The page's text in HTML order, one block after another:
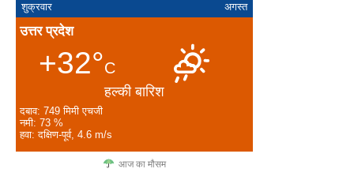
शुक्रवार अगस्त
उत्तर प्रदेश
+32°C
हल्की बारिश
दबाव: 749 मिमी एचजी
नमी: 73 %
हवा: दक्षिण-पूर्व, 4.6 m/s
आज का मौसम